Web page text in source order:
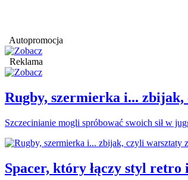
Autopromocja
Reklama
Rugby, szermierka i...
Szczecinianie mogli spróbować swoich sił w
Spacer, który łączy styl retro